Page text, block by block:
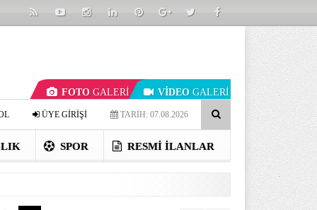
FOTO GALERİ VİDEO GALERİ
TARİH: 07.08.2026
ÜYE GİRİŞİ
SPOR RESMI İLANLAR